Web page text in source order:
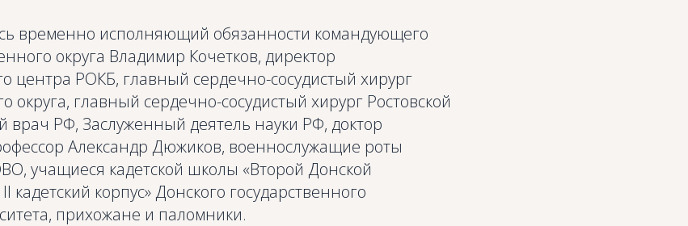
временно исполняющий обязанности командующего
округа Владимир Кочетков, директор
центра РОКБ, главный сердечно-сосудистый хирург
главный сердечно-сосудистый хирург Ростовской
врач РФ, Заслуженный деятель науки РФ, доктор
Александр Дюжиков, военнослужащие роты
учащиеся кадетской школы «Второй Донской
корпус» Донского государственного
прихожане и паломники.